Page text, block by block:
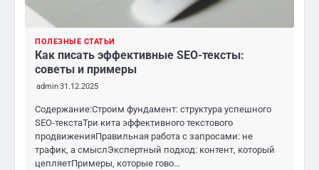
ПОЛЕЗНЫЕ СТАТЬИ
Как писать эффективные SEO-тексты:
советы и примеры
admin31.12.2025
Содержание:Строим фундамент: структура успешного
SEO-текстаТри кита эффективного текстового
продвиженияПравильная работа с запросами: не
трафик, а смыслЭкспертный подход: контент, который
цепляетПримеры, которые гово…